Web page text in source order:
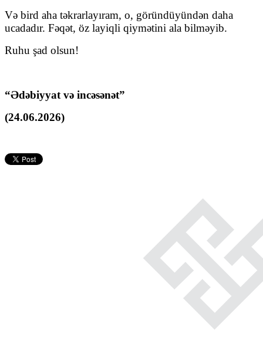
Və bird aha təkrarlayıram, o, göründüyündən daha
ucadadır. Fəqət, öz layiqli qiymətini ala bilməyib.
Ruhu şad olsun!
“Ədəbiyyat və incəsənət”
(24.06.2026)